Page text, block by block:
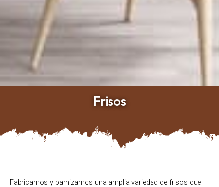
Frisos
Fabricamos y barnizamos una amplia variedad de frisos que